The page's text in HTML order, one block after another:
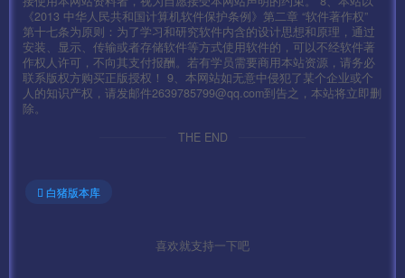
《2013 中华人民共和国计算机软件保护条例》第二章 “软件著作权”
第十七条为原则：为了学习和研究软件内含的设计思想和原理，通过
安装、显示、传输或者存储软件等方式使用软件的，可以不经软件著
作权人许可，不向其支付报酬。若有学员需要商用本站资源，请务必
联系版权方购买正版授权！ 9、本网站如无意中侵犯了某个企业或个
人的知识产权，请发邮件2639785799@qq.com到告之，本站将立即删
除。
THE END
白猪版本库
喜欢就支持一下吧